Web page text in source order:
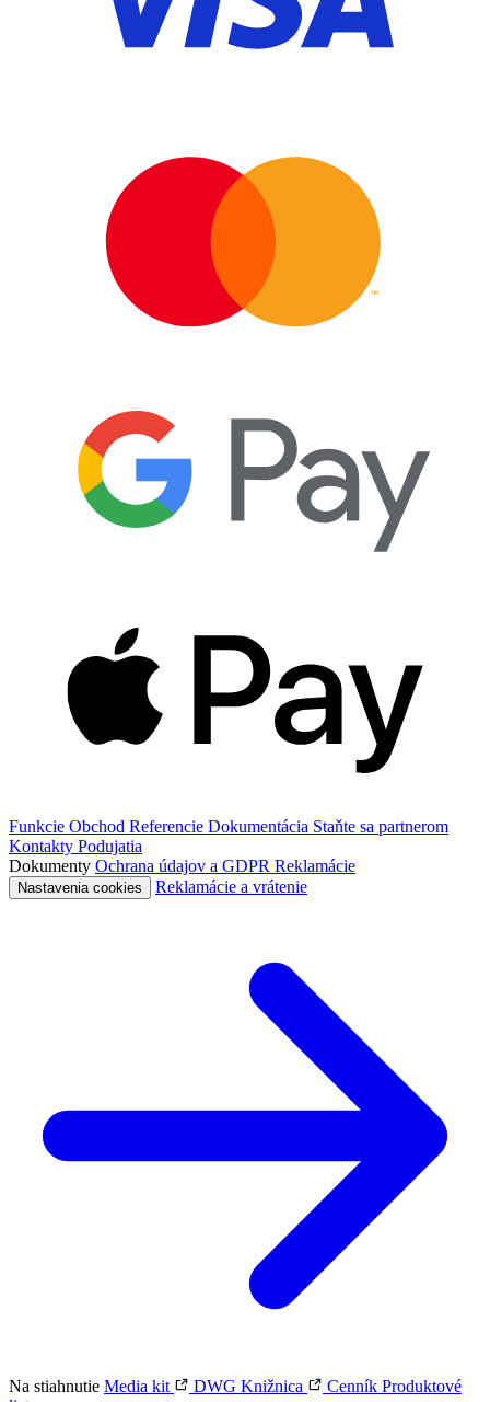
Funkcie Obchod Referencie Dokumentácia Staňte sa partnerom
Kontakty Podujatia
Dokumenty Ochrana údajov a GDPR Reklamácie
Nastavenia cookies Reklamácie a vrátenie
Na stiahnutie Media kit DWG Knižnica Cenník Produktové